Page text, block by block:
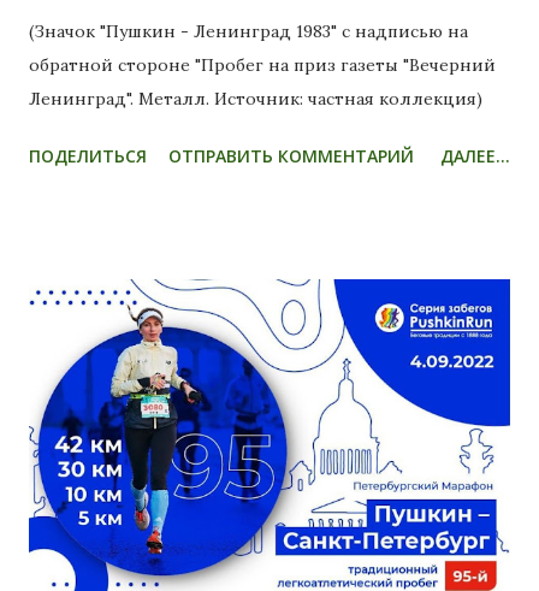
(Значок "Пушкин - Ленинград 1983" с надписью на
обратной стороне "Пробег на приз газеты "Вечерний
Ленинград". Металл. Источник: частная коллекция)
ПОДЕЛИТЬСЯ ОТПРАВИТЬ КОММЕНТАРИЙ ДАЛЕЕ...